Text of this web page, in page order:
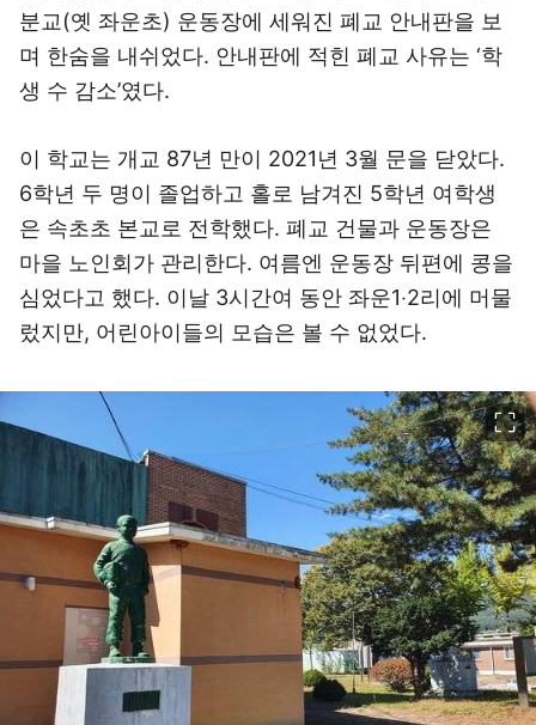
분교(옛 좌운초) 운동장에 세워진 폐교 안내판을 보
며 한숨을 내쉬었다. 안내판에 적힌 폐교 사유는 ‘학
생 수 감소’였다.
이 학교는 개교 87년 만이 2021년 3월 문을 닫았다.
6학년 두 명이 졸업하고 홀로 남겨진 5학년 여학생
은 속초초 본교로 전학했다. 폐교 건물과 운동장은
마을 노인회가 관리한다. 여름엔 운동장 뒤편에 콩을
심었다고 했다. 이날 3시간여 동안 좌운1‧2리에 머물
렀지만, 어린아이들의 모습은 볼 수 없었다.